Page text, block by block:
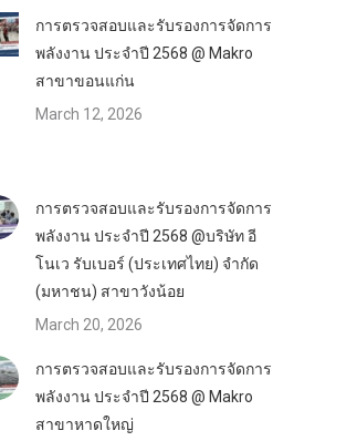
การตรวจสอบและรับรองการจัดการ
พลังงาน ประจำปี 2568 @ Makro
สาขาขอนแก่น
March 12, 2026
การตรวจสอบและรับรองการจัดการ
พลังงาน ประจำปี 2568 @บริษัท อี
โนเว รับเบอร์ (ประเทศไทย) จำกัด
(มหาชน) สาขาวังน้อย
March 20, 2026
การตรวจสอบและรับรองการจัดการ
พลังงาน ประจำปี 2568 @ Makro
สาขาหาดใหญ่